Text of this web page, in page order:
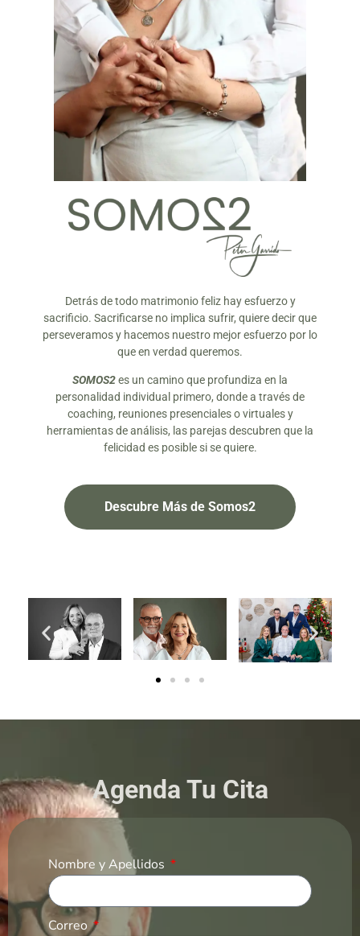
Detrás de todo matrimonio feliz hay esfuerzo y
sacrificio. Sacrificarse no implica sufrir, quiere decir que
perseveramos y hacemos nuestro mejor esfuerzo por lo
que en verdad queremos.
SOMOS2es un camino que profundiza en la
personalidad individual primero, donde a través de
coaching, reuniones presenciales o virtuales y
herramientas de análisis, las parejas descubren que la
felicidad es posible si se quiere.
Descubre Más de Somos2
Agenda Tu Cita
Nombre y Apellidos
Correo